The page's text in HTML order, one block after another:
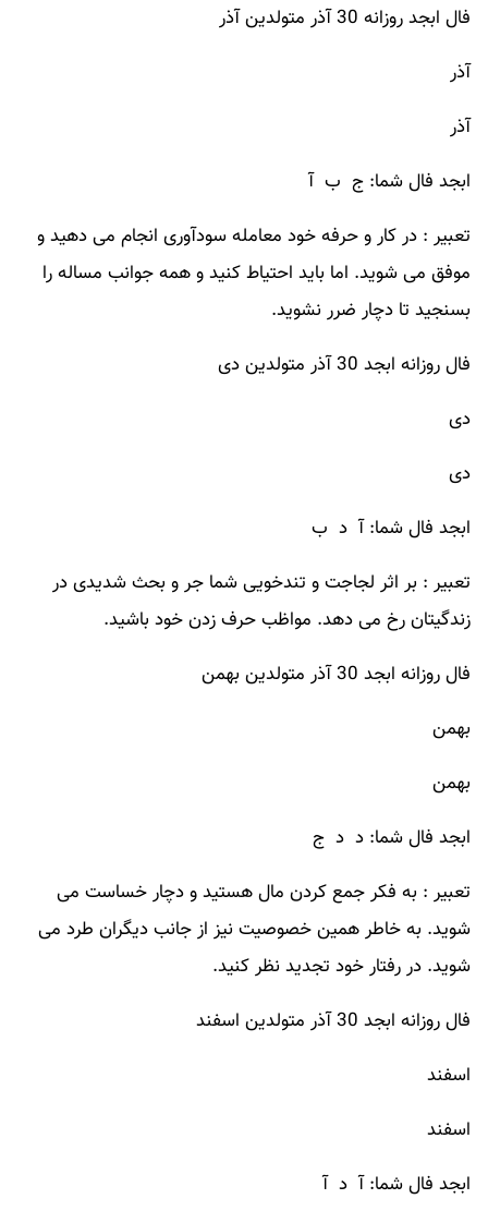
فال ابجد روزانه 30 آذر متولدین آذر
آذر
آذر
ابجد فال شما: ج ب آ
تعبیر : در کار و حرفه خود معامله سودآوری انجام می دهید و
موفق می شوید. اما باید احتیاط کنید و همه جوانب مساله را
بسنجید تا دچار ضرر نشوید.
فال روزانه ابجد 30 آذر متولدین دی
دی
دی
ابجد فال شما: آ د ب
تعبیر : بر اثر لجاجت و تندخویی شما جر و بحث شدیدی در
زندگیتان رخ می دهد. مواظب حرف زدن خود باشید.
فال روزانه ابجد 30 آذر متولدین بهمن
بهمن
بهمن
ابجد فال شما: د د ج
تعبیر : به فکر جمع کردن مال هستید و دچار خساست می
شوید. به خاطر همین خصوصیت نیز از جانب دیگران طرد می
شوید. در رفتار خود تجدید نظر کنید.
فال روزانه ابجد 30 آذر متولدین اسفند
اسفند
اسفند
ابجد فال شما: آ د آ